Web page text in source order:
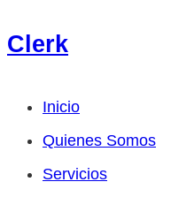
Clerk
Inicio
Quienes Somos
Servicios